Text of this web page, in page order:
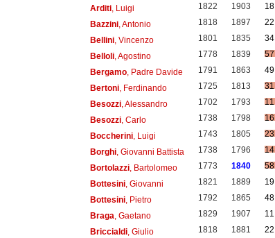
Arditi, Luigi 1822 1903
18
Bazzini, Antonio 1818 1897
22
Bellini, Vincenzo 1801 1835
34
Belloli, Agostino 1778 1839
57
Bergamo, Padre Davide 1791 1863
49
Bertoni, Ferdinando 1725 1813
31
Besozzi, Alessandro 1702 1793
11
Besozzi, Carlo 1738 1798
16
Boccherini, Luigi 1743 1805
23
Borghi, Giovanni Battista 1738 1796
14
Bortolazzi, Bartolomeo 1773 1840
58
Bottesini, Giovanni 1821 1889
19
Bottesini, Pietro 1792 1865
48
Braga , Gaetano 1829 1907
11
Briccialdi, Giulio 1818 1881
22